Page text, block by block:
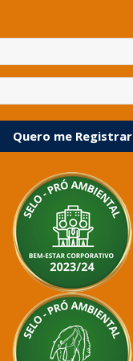
Quero me Registrar